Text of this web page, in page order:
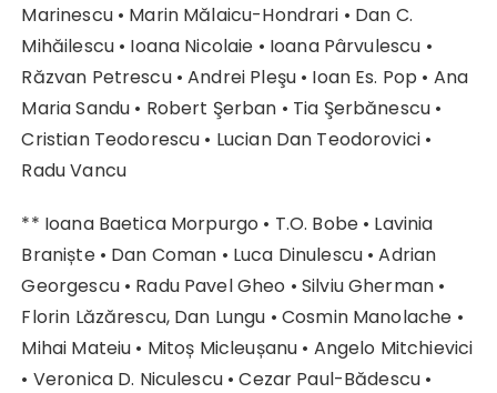
Marinescu • Marin Mălaicu-Hondrari • Dan C.
Mihăilescu • Ioana Nicolaie • Ioana Pârvulescu •
Răzvan Petrescu • Andrei Pleşu • Ioan Es. Pop • Ana
Maria Sandu • Robert Şerban • Tia Şerbănescu •
Cristian Teodorescu • Lucian Dan Teodorovici •
Radu Vancu
** Ioana Baetica Morpurgo • T.O. Bobe • Lavinia
Braniște • Dan Coman • Luca Dinulescu • Adrian
Georgescu • Radu Pavel Gheo • Silviu Gherman •
Florin Lăzărescu, Dan Lungu • Cosmin Manolache •
Mihai Mateiu • Mitoș Micleușanu • Angelo Mitchievici
• Veronica D. Niculescu • Cezar Paul-Bădescu •